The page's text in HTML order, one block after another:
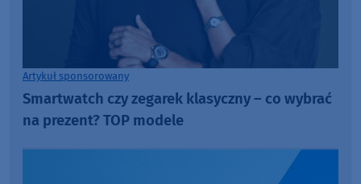
Artykuł sponsorowany
Smartwatch czy zegarek klasyczny – co wybrać
na prezent? TOP modele